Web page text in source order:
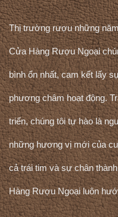
Thị trường rượu những
Cửa Hàng Rượu Ngoại
bình ổn nhất, cam kết lấy
phương châm hoạt động.
triển, chúng tôi tự hào là
những hương vị mới của
cả trái tim và sự chân
Hàng Rượu Ngoại luôn